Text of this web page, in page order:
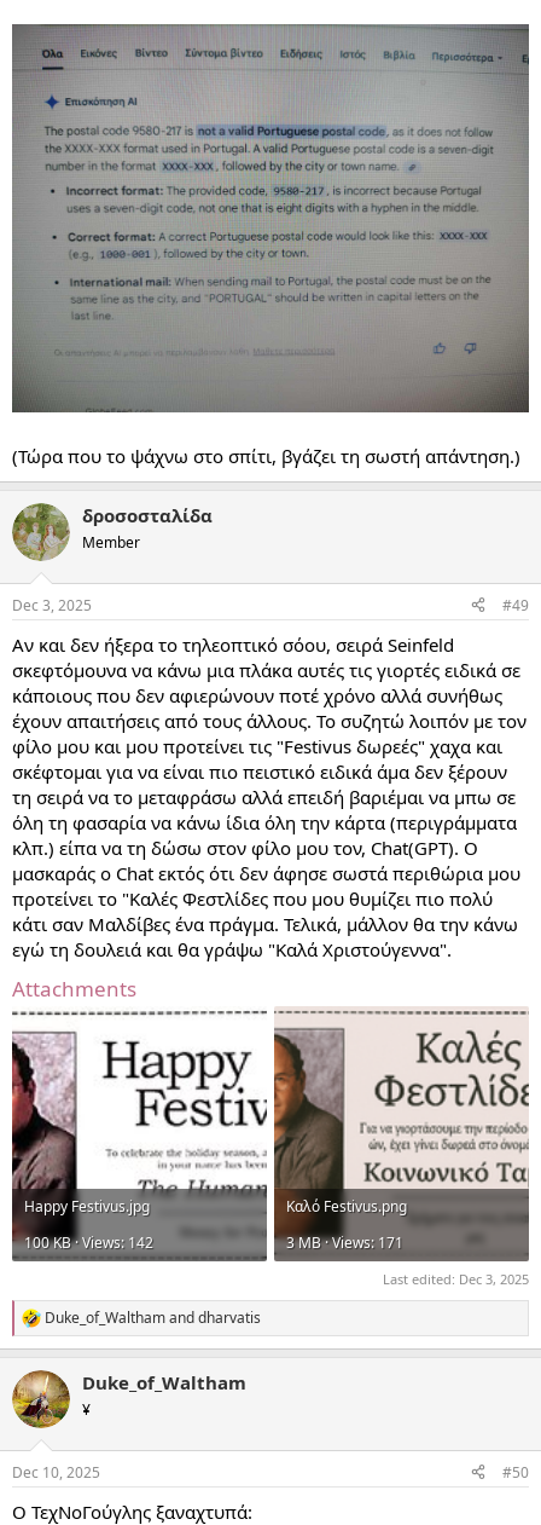
(Τώρα που το ψάχνω στο σπίτι, βγάζει τη σωστή απάντηση.)
δροσοσταλίδα
Member
Dec 3, 2025 #49
Αν και δεν ήξερα το τηλεοπτικό σόου, σειρά Seinfeld
σκεφτόμουνα να κάνω μια πλάκα αυτές τις γιορτές ειδικά σε
κάποιους που δεν αφιερώνουν ποτέ χρόνο αλλά συνήθως
έχουν απαιτήσεις από τους άλλους. Το συζητώ λοιπόν με τον
φίλο μου και μου προτείνει τις "Festivus δωρεές" χαχα και
σκέφτομαι για να είναι πιο πειστικό ειδικά άμα δεν ξέρουν
τη σειρά να το μεταφράσω αλλά επειδή βαριέμαι να μπω σε
όλη τη φασαρία να κάνω ίδια όλη την κάρτα (περιγράμματα
κλπ.) είπα να τη δώσω στον φίλο μου τον, Chat(GPT). Ο
μασκαράς ο Chat εκτός ότι δεν άφησε σωστά περιθώρια μου
προτείνει τo "Καλές Φεστλίδες που μου θυμίζει πιο πολύ
κάτι σαν Μαλδίβες ένα πράγμα. Τελικά, μάλλον θα την κάνω
εγώ τη δουλειά και θα γράψω "Καλά Χριστούγεννα".
Attachments
Happy Festivus.jpg
100 KB · Views: 142
Καλό Festivus.png
3 MB · Views: 171
Last edited: Dec 3, 2025
R
e
c
t
i
s
Duke_of_Walthamanddharvatis
Duke_of_Waltham
¥
Dec 10, 2025 #50
Ο ΤεχΝοΓούγλης ξαναχτυπά: